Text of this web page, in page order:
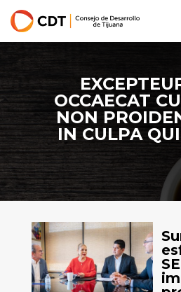
OCCAECAT
NON
IN CULPA